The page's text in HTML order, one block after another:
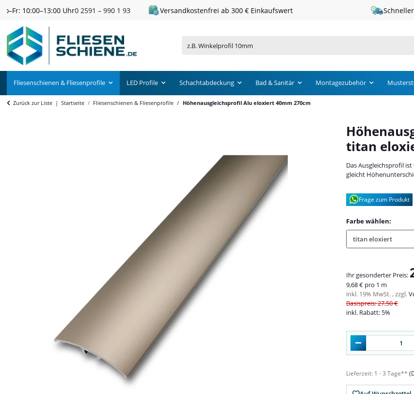
Versandkostenfrei ab 300 € Einkaufswert Schneller Versand · 1 – 3 Werktage
Fliesenschienen & Fliesenprofile LED Profile Schachtabdeckung Bad & Sanitär Montagezubehör
Zurück zur Liste Startseite Fliesenschienen & Fliesenprofile Höhenausgleichsprofil Alu eloxiert 40mm 270cm
titan
Das Ausgleichsprofil
gleicht
Frage zum Produkt
Farbe wählen:
titan eloxiert
Ihr gesonderter Preis:
9,68 € pro 1 m
inkl. 19% MwSt. , zzgl.
Basispreis: 27,50 €
inkl. Rabatt: 5%
Lieferzeit: 1 - 3 Tage**